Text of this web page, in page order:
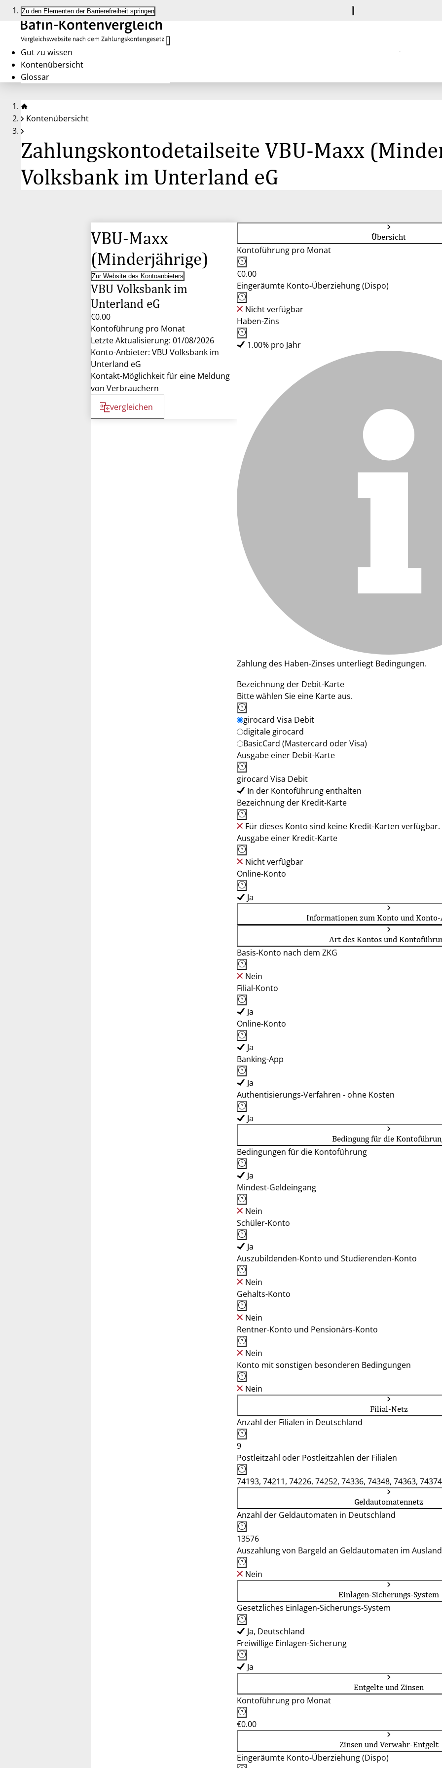
Zu den Elementen der Barrierefreiheit springen
Gut zu wissen
Kontenübersicht
Glossar
Kontenübersicht
Zahlungskontodetailseite VBU-Maxx
Volksbank im Unterland eG
VBU-Maxx
(Minderjährige)
Zur Website des Kontoanbieters
VBU Volksbank im
Unterland eG
€0.00
Kontoführung pro Monat
Letzte Aktualisierung: 01/08/2026
Konto-Anbieter: VBU Volksbank im
Unterland eG
Kontakt-Möglichkeit für eine Meldung
von Verbrauchern
vergleichen
Übersicht
Kontoführung pro Monat
€0.00
Eingeräumte Konto-Überziehung (Dispo)
Nicht verfügbar
Haben-Zins
1.00% pro Jahr
Zahlung des Haben-Zinses unterliegt Bedingungen.
Bezeichnung der Debit-Karte
Bitte wählen Sie eine Karte aus.
girocard Visa Debit
digitale girocard
BasicCard (Mastercard oder Visa)
Ausgabe einer Debit-Karte
girocard Visa Debit
In der Kontoführung enthalten
Bezeichnung der Kredit-Karte
Für dieses Konto sind keine Kredit-Karten verfügbar.
Ausgabe einer Kredit-Karte
Nicht verfügbar
Online-Konto
Ja
Informationen zum Konto und
Art des Kontos und
Basis-Konto nach dem ZKG
Nein
Filial-Konto
Ja
Online-Konto
Ja
Banking-App
Ja
Authentisierungs-Verfahren - ohne Kosten
Ja
Bedingung für die
Bedingungen für die Kontoführung
Ja
Mindest-Geldeingang
Nein
Schüler-Konto
Ja
Auszubildenden-Konto und Studierenden-Konto
Nein
Gehalts-Konto
Nein
Rentner-Konto und Pensionärs-Konto
Nein
Konto mit sonstigen besonderen Bedingungen
Nein
Filial-Netz
Anzahl der Filialen in Deutschland
9
Postleitzahl oder Postleitzahlen der Filialen
74193, 74211, 74226, 74252, 74336, 74348, 74363,
Geldautomatennetz
Anzahl der Geldautomaten in Deutschland
13576
Auszahlung von Bargeld an Geldautomaten im
Nein
Einlagen-Sicherungs-System
Gesetzliches Einlagen-Sicherungs-System
Ja, Deutschland
Freiwillige Einlagen-Sicherung
Ja
Entgelte und Zinsen
Kontoführung pro Monat
€0.00
Zinsen und Verwahr-Entgelt
Eingeräumte Konto-Überziehung (Dispo)